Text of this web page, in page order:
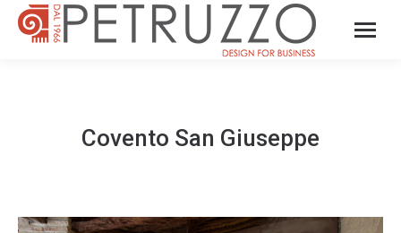
Covento San Giuseppe